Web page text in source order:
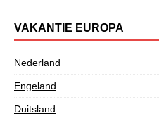
VAKANTIE EUROPA
Nederland
Engeland
Duitsland